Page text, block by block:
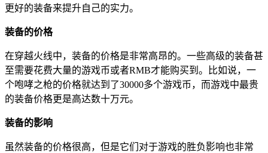
更好的装备来提升自己的实力。
装备的价格
在穿越火线中，装备的价格是非常高昂的。一些高级的装备甚
至需要花费大量的游戏币或者RMB才能购买到。比如说，一
个咆哮之枪的价格就达到了30000多个游戏币，而游戏中最贵
的装备价格更是高达数十万元。
装备的影响
虽然装备的价格很高，但是它们对于游戏的胜负影响也非常